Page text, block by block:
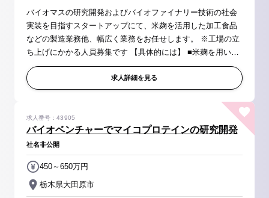
バイオマスの研究開発およびバイオファイナリー技術の社会
実装を目指すスタートアップにて、米麹を活用した加工食品
などの製造業務他、幅広く業務をお任せします。 ※工場の立
ち上げにかかる人員募集です 【具体的には】 ■米麹を用いた
調味料・総菜・加工食品などの製造・原材料の計量、仕込
み、温度・湿度などの発...求人詳細を見る
バイオベンチャーでマイコプロテインの研究開発
求人番号：43905
社名非公開
栃木県大田原市
450～650万円